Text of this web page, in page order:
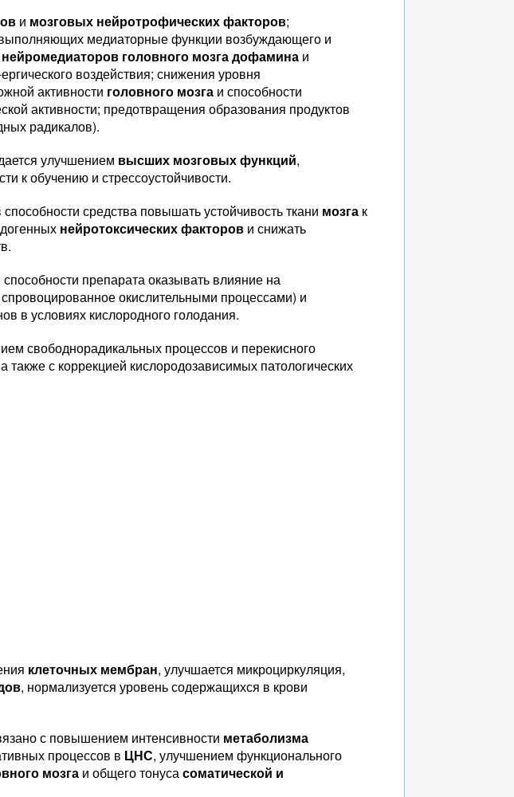
и мозговых нейротрофических факторов;
медиаторные функции возбуждающего и
нейромедиаторов головного мозга дофамина и
воздействия; снижения уровня
активности головного мозга и способности
активности; предотвращения образования продуктов
радикалов).
улучшением высших мозговых функций,
к обучению и стрессоустойчивости.
средства повышать устойчивость ткани мозга к
нейротоксических факторов и снижать
препарата оказывать влияние на
окислительными процессами) и
в условиях кислородного голодания.
свободнорадикальных процессов и перекисного
также с коррекцией кислородозависимых патологических
клеточных мембран, улучшается микроциркуляция,
, нормализуется уровень содержащихся в крови
с повышением интенсивности метаболизма
процессов в ЦНС, улучшением функционального
мозга и общего тонусасоматической и